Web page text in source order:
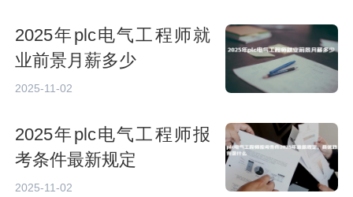
2025年plc电气工程师就
业前景月薪多少
2025-11-02
2025年plc电气工程师报
考条件最新规定
2025-11-02